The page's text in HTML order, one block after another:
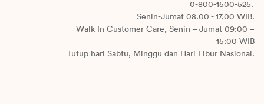
0-800-1500-525.
Senin-Jumat 08.00 - 17.00 WIB.
Walk In Customer Care, Senin – Jumat 09:00 –
15:00 WIB
Tutup hari Sabtu, Minggu dan Hari Libur Nasional.